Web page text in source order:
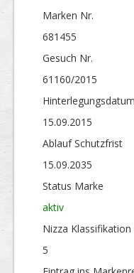
Marken Nr.
681455
Gesuch Nr.
61160/2015
Hinterlegungs­datum
15.09.2015
Ablauf Schutzfrist
15.09.2035
Status Marke
aktiv
Nizza Klassifikation
5